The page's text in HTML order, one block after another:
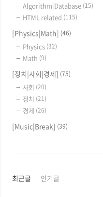
Algorithm|Database (15)
HTML related (115)
[Physics|Math] (46)
Physics (32)
Math (9)
[정치|사회|경제] (75)
사회 (20)
정치 (21)
경제 (26)
[Music|Break] (39)
최
최근글 인기글